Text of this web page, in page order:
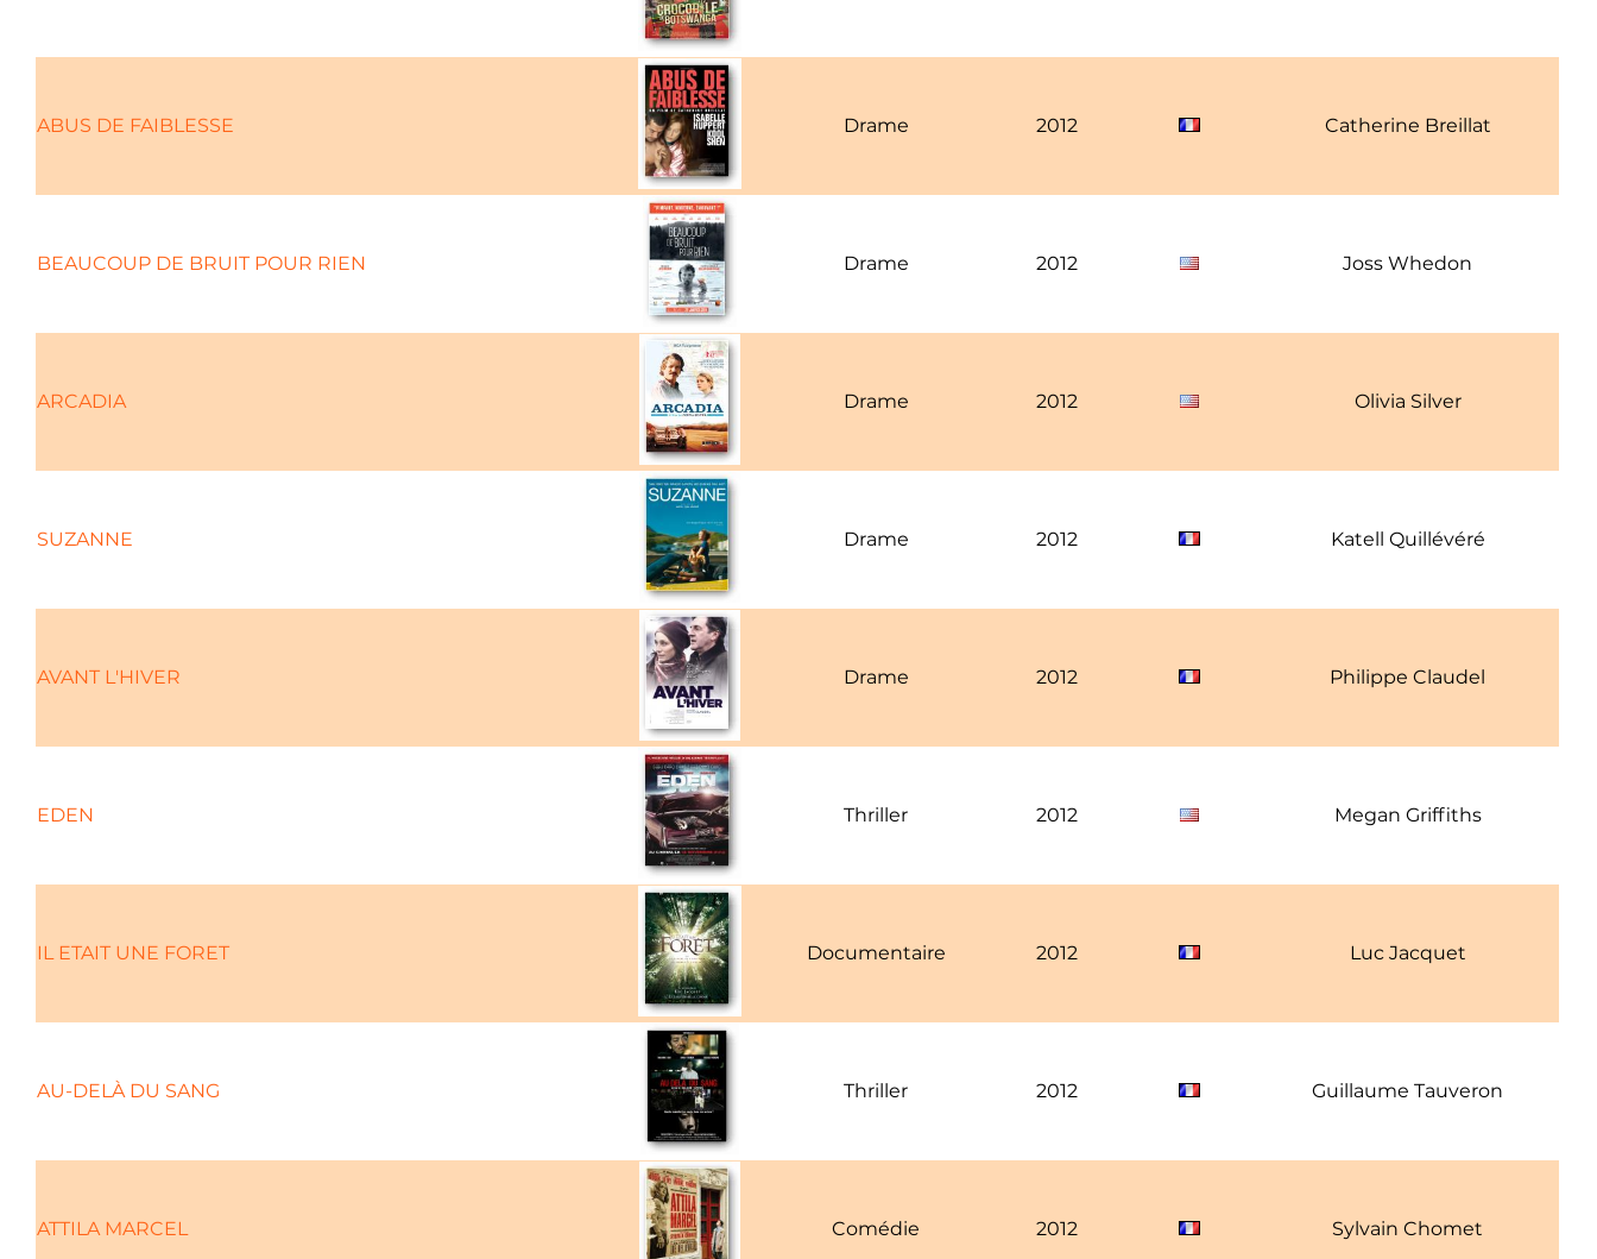
ABUS DE FAIBLESSE Drame 2012 Catherine Breillat
BEAUCOUP DE BRUIT POUR RIEN Drame 2012 Joss Whedon
ARCADIA Drame 2012 Olivia Silver
SUZANNE Drame 2012 Katell Quillévéré
AVANT L'HIVER Drame 2012 Philippe Claudel
EDEN Thriller 2012 Megan Griffiths
IL ETAIT UNE FORET Documentaire 2012 Luc Jacquet
AU-DELÀ DU SANG Thriller 2012 Guillaume Tauveron
ATTILA MARCEL Comédie 2012 Sylvain Chomet